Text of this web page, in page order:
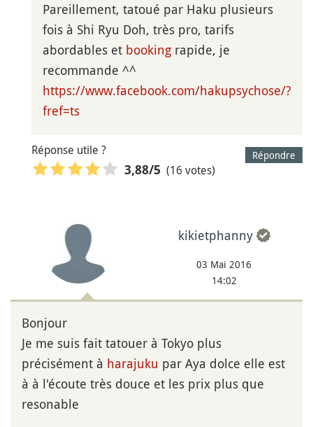
Pareillement, tatoué par Haku plusieurs
fois à Shi Ryu Doh, très pro, tarifs
abordables et booking rapide, je
recommande ^^
https://www.facebook.com/hakupsychose/?
fref=ts
Répondre
Réponse utile ?
3,88/5 (16 votes)
kikietphanny
03 Mai 2016
14:02
Bonjour
Je me suis fait tatouer à Tokyo plus
précisément à harajuku par Aya dolce elle est
à à l'écoute très douce et les prix plus que
resonable